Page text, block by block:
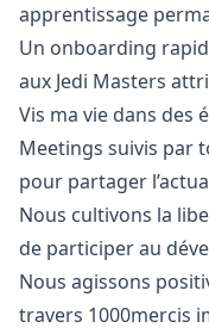
apprentissage
Un onboarding
aux Jedi Masters
Vis ma vie dans des
Meetings suivis par
pour partager
Nous cultivons la
de participer au
Nous agissons
travers 1000mercis